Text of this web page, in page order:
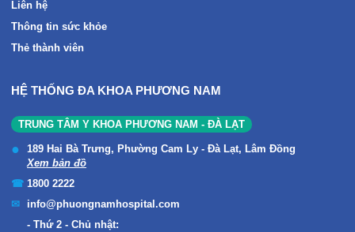
Liên hệ
Thông tin sức khỏe
Thẻ thành viên
HỆ THỐNG ĐA KHOA PHƯƠNG NAM
TRUNG TÂM Y KHOA PHƯƠNG NAM - ĐÀ LẠT
189 Hai Bà Trưng, Phường Cam Ly - Đà Lạt, Lâm Đồng
Xem bản đồ
1800 2222
info@phuongnamhospital.com
Thứ 2 - Chủ nhật: